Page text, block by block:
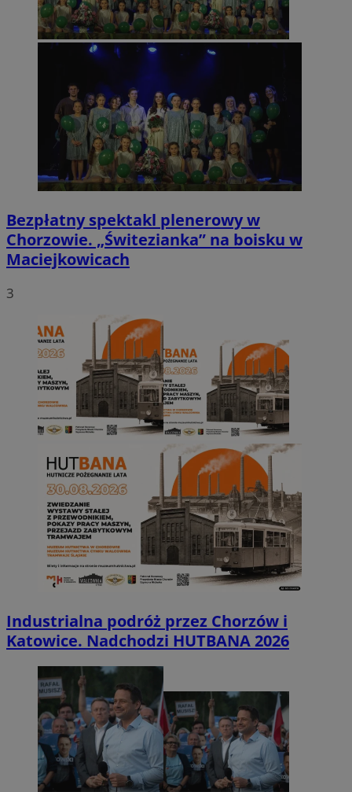
Bezpłatny spektakl plenerowy w
Chorzowie. „Świtezianka” na boisku w
Maciejkowicach
3
Industrialna podróż przez Chorzów i
Katowice. Nadchodzi HUTBANA 2026